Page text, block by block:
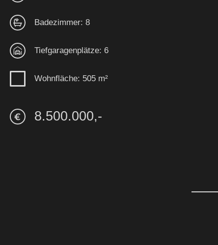
Badezimmer: 8
Tiefgaragenplätze: 6
Wohnfläche: 505 m²
8.500.000,-